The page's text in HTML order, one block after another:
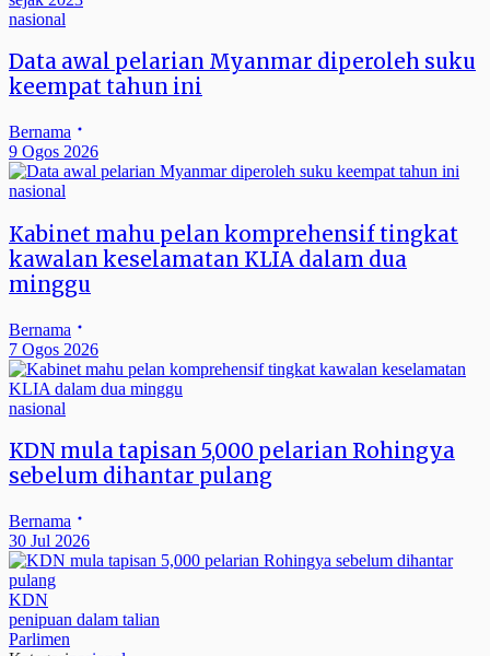
nasional
Data awal pelarian Myanmar diperoleh suku
keempat tahun ini
Bernama
9 Ogos 2026
nasional
Kabinet mahu pelan komprehensif tingkat
kawalan keselamatan KLIA dalam dua
minggu
Bernama
7 Ogos 2026
nasional
KDN mula tapisan 5,000 pelarian Rohingya
sebelum dihantar pulang
Bernama
30 Jul 2026
KDN
penipuan dalam talian
Parlimen